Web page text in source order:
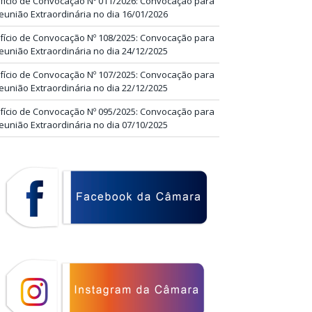
Extraordinária no dia 16/01/2026
de Convocação Nº 108/2025: Convocação para
Extraordinária no dia 24/12/2025
de Convocação Nº 107/2025: Convocação para
Extraordinária no dia 22/12/2025
de Convocação Nº 095/2025: Convocação para
Extraordinária no dia 07/10/2025